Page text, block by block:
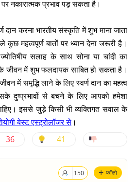
नकारात्मक प्रभाव पड़ सकता है।
दान करना भारतीय संस्कृति में शुभ माना जाता
महत्वपूर्ण बातों पर ध्यान देना जरूरी है।
सलाह के साथ सोना या चांदी का
जीवन में शुभ फलदायक साबित हो सकता है।
में समृद्धि लाने के लिए स्वर्ण दान का महत्व
दुष्प्रभावों से बचने के लिए आपको हमेशा
इससे जुड़े किसी भी व्यक्तिगत सवाल के
बेस्ट एस्ट्रोलॉजर से ।
36 41
+ फॉलो
150